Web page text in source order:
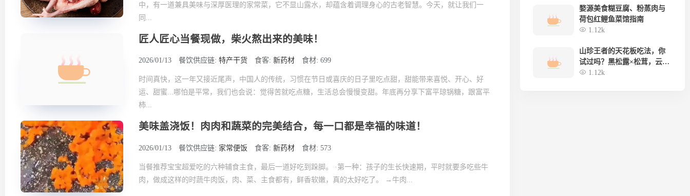
中，有一道兼具美味与深厚医理的家常菜，它不显山露水，却蕴含着调理身心的古老智慧。今天，就让我们一
同...
匠人匠心当餐现做，柴火熬出来的美味！
2026/01/13 餐饮供应链: 特产干货 食客: 新药材 食材: 699
时间真快，这一年又接近尾声，中国人的传统，习惯在节日或喜庆的日子里吃点甜，甜能带来喜悦、开心、好
运、甜蜜...哪怕是平常，我们也会说：觉得苦就吃点糖，生活总会慢慢变甜。年底再分享下富平琼锅糖，跟富平
柿...
美味盖浇饭！肉肉和蔬菜的完美结合，每一口都是幸福的味道！
2026/01/13 餐饮供应链: 家常便饭 食客: 新药材 食材: 573
当餐推荐宝宝超爱吃的六种辅食主食，最后一道好吃到跺脚。 ·第一种：孩子的生长快速期，平时就要多吃些牛
肉，做成这样的时蔬牛肉饭，肉、菜、主食都有，鲜香软嫩，真的太好吃了。 →牛肉...
婺源美食糊豆腐、粉蒸肉与
荷包红鲤鱼菜馆指南
1.12k
山珍王者的天花板吃法，你
试过吗？黑松露×松茸，云南
空运，极致体验
1.12k